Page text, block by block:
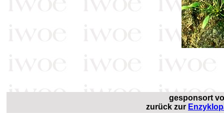
gesponsort
zurück zur